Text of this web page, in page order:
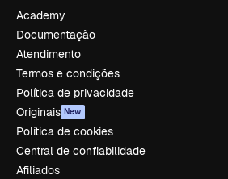
Academy
Documentação
Atendimento
Termos e condições
Política de privacidade
Originais New
Política de cookies
Central de confiabilidade
Afiliados